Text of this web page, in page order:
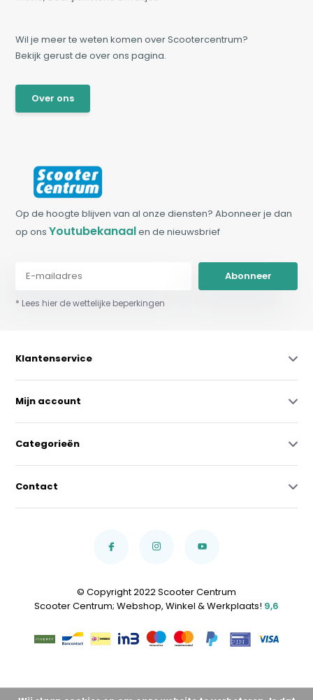
Wil je meer te weten komen over Scootercentrum?
Bekijk gerust de over ons pagina.
Over ons
Op de hoogte blijven van al onze diensten? Abonneer je dan
op onsYoutubekanaalen de nieuwsbrief
Abonneer
* Lees hier de wettelijke beperkingen
Klantenservice
Mijn account
Categorieën
Contact
© Copyright 2022 Scooter Centrum
Scooter Centrum; Webshop, Winkel & Werkplaats! 9,6